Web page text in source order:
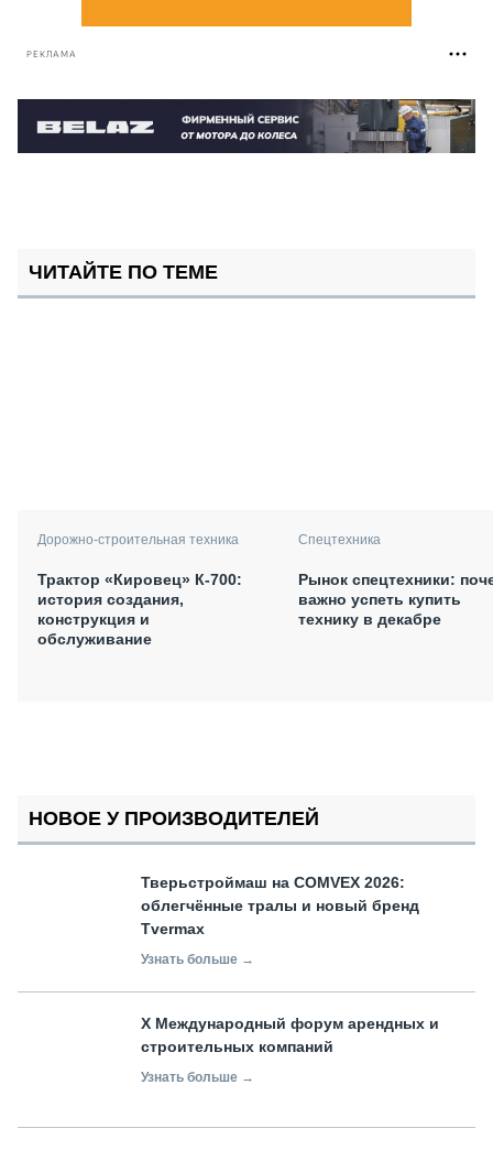
РЕКЛАМА
ЧИТАЙТЕ ПО ТЕМЕ
Дорожно-строительная техника
Трактор «Кировец» К-700:
история создания,
конструкция и
обслуживание
Спецтехника
Рынок спецтехники:
важно успеть купить
технику в декабре
НОВОЕ У ПРОИЗВОДИТЕЛЕЙ
Тверьстроймаш на COMVEX 2026:
облегчённые тралы и новый бренд
Tvermax
Узнать больше →
X Международный форум арендных и
строительных компаний
Узнать больше →